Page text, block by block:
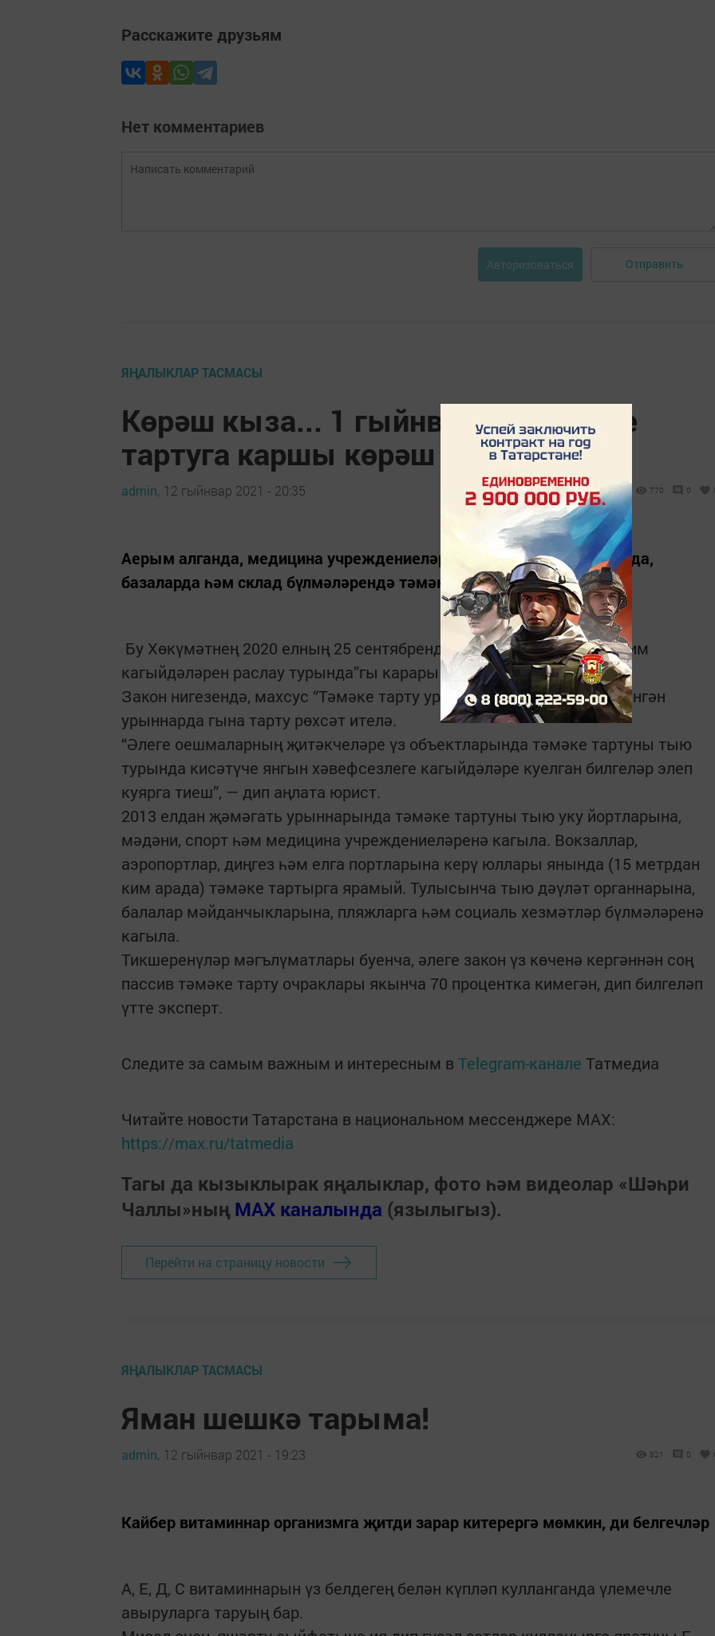
Расскажите друзьям
Нет комментариев
Авторизоваться Отправить
ЯҢАЛЫКЛАР ТАСМАСЫ
Көрәш кыза... 1 гыйнвардан тәмәке
тартуга каршы көрәш көчәйтелде
admin, 12 гыйнвар 2021 - 20:35 770 0
Аерым алганда, медицина учреждениеләрендә, сәүдә нокталарында,
базаларда һәм склад бүлмәләрендә тәмәке көйрәтү тыела
Бу Хөкүмәтнең 2020 елның 25 сентябрендәге “Янгынга каршы режим
кагыйдәләрен раслау турында”гы карары белән каралган.
Закон нигезендә, махсус “Тәмәке тарту урыны” язуы белән билгеләнгән
урыннарда гына тарту рөхсәт ителә.
“Әлеге оешмаларның җитәкчеләре үз объектларында тәмәке тартуны тыю
турында кисәтүче янгын хәвефсезлеге кагыйдәләре куелган билгеләр элеп
куярга тиеш”, — дип аңлата юрист.
2013 елдан җәмәгать урыннарында тәмәке тартуны тыю уку йортларына,
мәдәни, спорт һәм медицина учреждениеләренә кагыла. Вокзаллар,
аэропортлар, диңгез һәм елга портларына керү юллары янында (15 метрдан
ким арада) тәмәке тартырга ярамый. Тулысынча тыю дәүләт органнарына,
балалар мәйданчыкларына, пляжларга һәм социаль хезмәтләр бүлмәләренә
кагыла.
Тикшеренүләр мәгълүматлары буенча, әлеге закон үз көченә кергәннән соң
пассив тәмәке тарту очраклары якынча 70 процентка кимегән, дип билгеләп
үтте эксперт.
Следите за самым важным и интересным в Telegram-канале Татмедиа
Читайте новости Татарстана в национальном мессенджере MАХ:
https://max.ru/tatmedia
Тагы да кызыклырак яңалыклар, фото һәм видеолар «Шәһри
Чаллы»ның MAX каналында (язылыгыз).
Перейти на страницу новости
ЯҢАЛЫКЛАР ТАСМАСЫ
Яман шешкә тарыма!
admin, 12 гыйнвар 2021 - 19:23 821 0
Кайбер витаминнар организмга җитди зарар китерергә мөмкин, ди белгечләр
А, Е, Д, С витаминнарын үз белдегең белән күпләп кулланганда үлемечле
авыруларга таруың бар.